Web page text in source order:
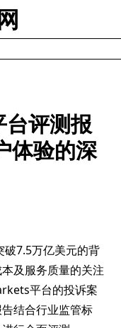
评测报
体验的深
7.5万亿美元的背
及服务质量的关注
平台的投诉案
结合行业监管标